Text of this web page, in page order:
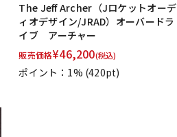
The Jeff Archer（Jロケットオーデ
ィオデザイン/JRAD）オーバードラ
イブ アーチャー
販売価格¥46,200(税込)
ポイント：1% (420pt)